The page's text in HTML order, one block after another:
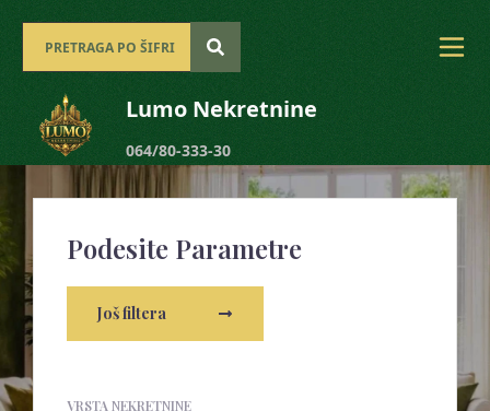
Lumo Nekretnine
064/80-333-30
Podesite Parametre
Još filtera
VRSTA NEKRETNINE